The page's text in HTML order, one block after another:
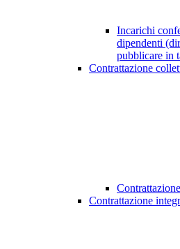
Incarichi
dipendenti
pubblicare in
Contrattazione
Contrattazione